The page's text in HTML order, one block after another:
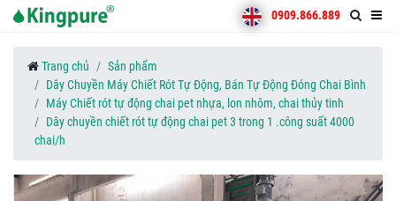
0909.866.889
Trang chủ
Sản phẩm
Dây Chuyền Máy Chiết Rót Tự Động, Bán Tự Động Đóng Chai Bình
Máy Chiết rót tự động chai pet nhựa, lon nhôm, chai thủy tinh
Dây chuyền chiết rót tự động chai pet 3 trong 1 .công suất 4000
chai/h